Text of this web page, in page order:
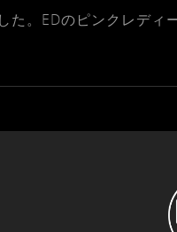
た。EDのピンクレディ